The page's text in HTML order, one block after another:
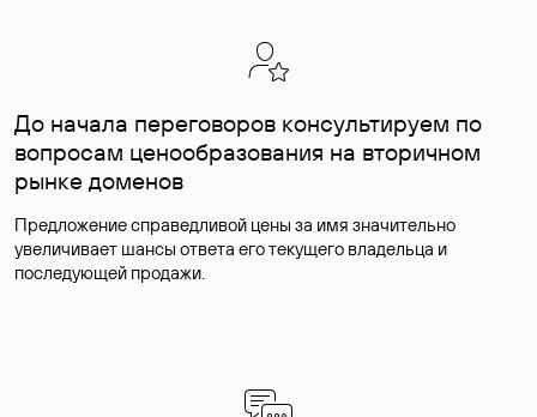
До начала переговоров консультируем по
вопросам ценообразования на вторичном
рынке доменов
Предложение справедливой цены за имя значительно
увеличивает шансы ответа его текущего владельца и
последующей продажи.